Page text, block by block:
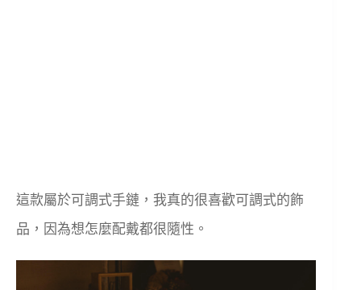
這款屬於可調式手鏈，我真的很喜歡可調式的飾
品，因為想怎麼配戴都很隨性。